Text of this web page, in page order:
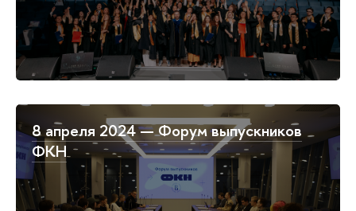
8 апреля 2024 — Форум выпускников
ФКН